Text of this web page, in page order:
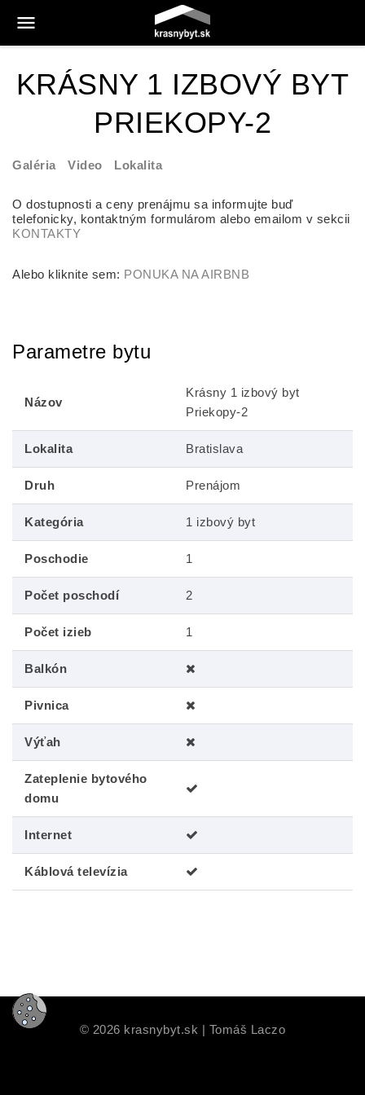
KRÁSNY 1 IZBOVÝ BYT
PRIEKOPY-2
Galéria Video Lokalita
O dostupnosti a ceny prenájmu sa informujte buď
telefonicky, kontaktným formulárom alebo emailom v sekcii
KONTAKTY
Alebo kliknite sem: PONUKA NA AIRBNB
Parametre bytu
Názov
Krásny 1 izbový byt
Priekopy-2
Lokalita Bratislava
Druh Prenájom
Kategória 1 izbový byt
Poschodie 1
Počet poschodí 2
Počet izieb 1
Balkón
Pivnica
Výťah
Zateplenie bytového
domu
Internet
Káblová televízia
© 2026 krasnybyt.sk | Tomáš Laczo